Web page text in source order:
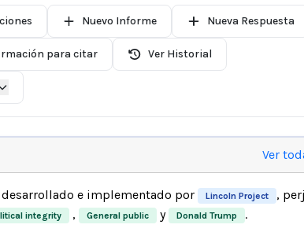
Nuevo Informe Nueva Respuesta
para citar Ver Historial
Ver
e implementado por Lincoln Project ,
integrity , General public y Donald Trump .